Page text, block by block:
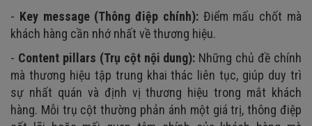
- Key message (Thông điệp chính): Điểm mấu chốt mà
khách hàng cần nhớ nhất về thương hiệu.
- Content pillars (Trụ cột nội dung): Những chủ đề chính
mà thương hiệu tập trung khai thác liên tục, giúp duy trì
sự nhất quán và định vị thương hiệu trong mắt khách
hàng. Mỗi trụ cột thường phản ánh một giá trị, thông điệp